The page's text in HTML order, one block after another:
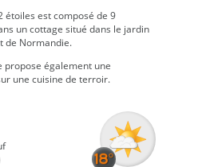
étoiles est composé de 9
un cottage situé dans le jardin
de Normandie.
propose également une
une cuisine de terroir.